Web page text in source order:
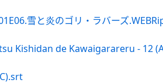
雪と炎のゴリ・ラバーズ
Kishidan de Kawaigarareru - 12